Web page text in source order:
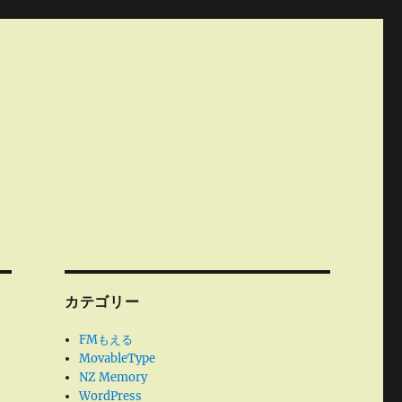
カテゴリー
FMもえる
MovableType
NZ Memory
WordPress